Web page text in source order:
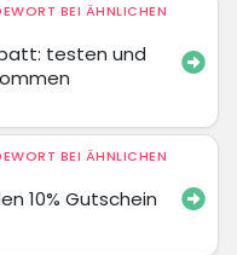
BEI ÄHNLICHEN
testen und
BEI ÄHNLICHEN
10% Gutschein